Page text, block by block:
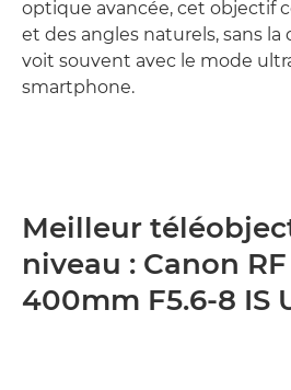
optique avancée, cet objectif
et des angles naturels, sans
voit souvent avec le mode
smartphone.
Meilleur
niveau : Canon
400mm F5.6-8 IS